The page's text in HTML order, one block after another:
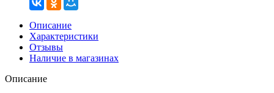
Описание
Характеристики
Отзывы
Наличие в магазинах
Описание